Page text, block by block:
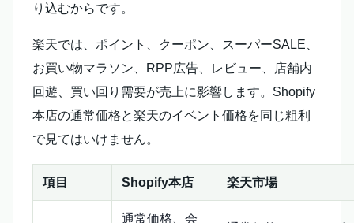
り込むからです。
楽天では、ポイント、クーポン、スーパーSALE、
お買い物マラソン、RPP広告、レビュー、店舗内
回遊、買い回り需要が売上に影響します。Shopify
本店の通常価格と楽天のイベント価格を同じ粗利
で見てはいけません。
項目 Shopify本店 楽天市場
通常価格、会